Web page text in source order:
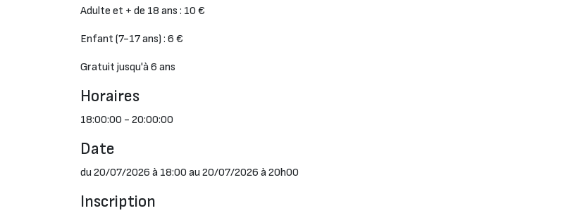
Adulte et + de 18 ans : 10 €
Enfant (7-17 ans) : 6 €
Gratuit jusqu'à 6 ans
Horaires
18:00:00 - 20:00:00
Date
du 20/07/2026 à 18:00 au 20/07/2026 à 20h00
Inscription